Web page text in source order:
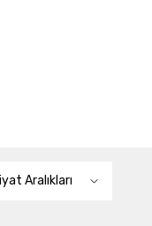
Aralıkları